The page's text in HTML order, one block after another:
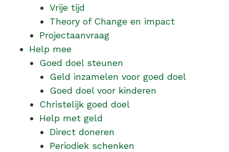
Vrije tijd
Theory of Change en impact
Projectaanvraag
Help mee
Goed doel steunen
Geld inzamelen voor goed doel
Goed doel voor kinderen
Christelijk goed doel
Help met geld
Direct doneren
Periodiek schenken